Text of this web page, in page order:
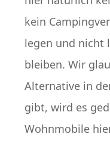
kein
legen und nicht
bleiben. Wir
Alternative in
gibt, wird es
Wohnmobile